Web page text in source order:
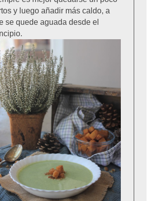
y luego añadir más caldo, a
se quede aguada desde el